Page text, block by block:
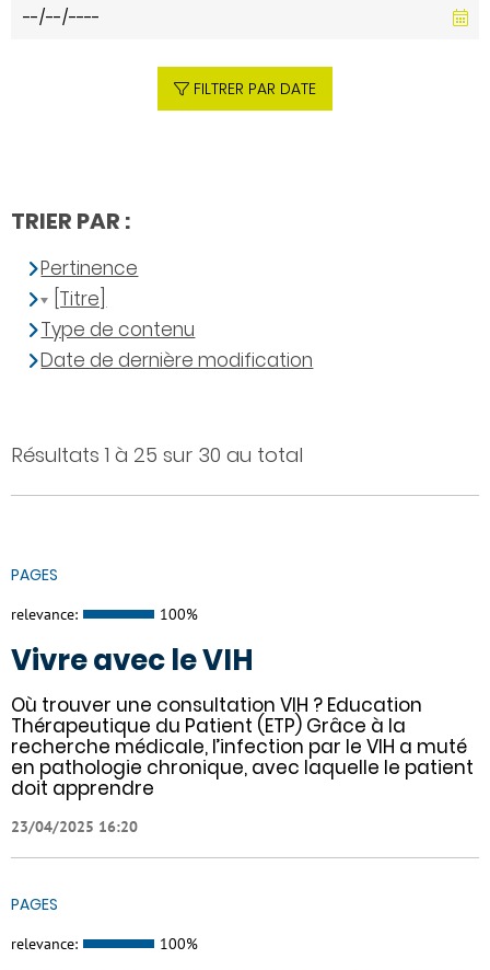
Résultats 1 à 25 sur 30 au total
PAGES
relevance: 100%
Vivre avec le VIH
Où trouver une consultation VIH ? Education
Thérapeutique du Patient (ETP) Grâce à la
recherche médicale, l’infection par le VIH a muté
en pathologie chronique, avec laquelle le patient
doit apprendre
23/04/2025 16:20
PAGES
relevance: 100%
FILTRER PAR DATE
TRIER PAR :
Pertinence
[Titre]
Type de contenu
Date de dernière modification